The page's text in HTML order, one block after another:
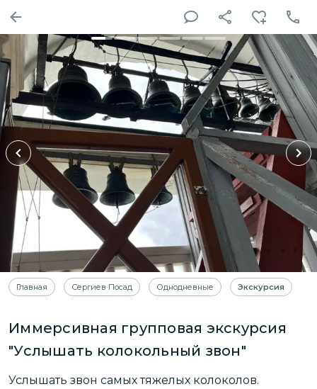
Главная Сергиев Посад Однодневные Экскурсия
Иммерсивная групповая экскурсия
"Услышать колокольный звон"
Услышать звон самых тяжелых колоколов.